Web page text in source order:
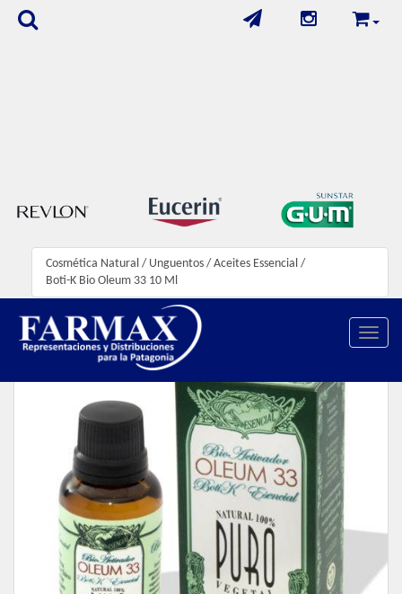
Cosmética Natural / Unguentos / Aceites Essencial /
Boti-K Bio Oleum 33 10 Ml